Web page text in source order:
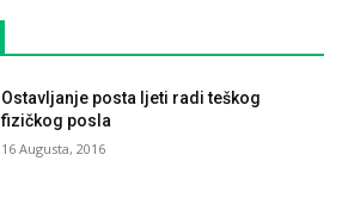
Ostavljanje posta ljeti radi teškog
fizičkog posla
16 Augusta, 2016